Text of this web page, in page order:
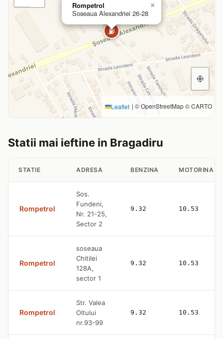
⛽
Rompetrol
Soseaua Alexandriei 26-28
×
Leaflet | © OpenStreetMap © CARTO
Statii mai ieftine in Bragadiru
STATIE ADRESA BENZINA MOTORINA
Rompetrol
Sos.
Fundeni,
Nr. 21-25,
Sector 2
9.32 10.53
Rompetrol
soseaua
Chitilei
128A,
sector 1
9.32 10.53
Rompetrol
Str. Valea
Oltului
nr.93-99
9.32 10.53